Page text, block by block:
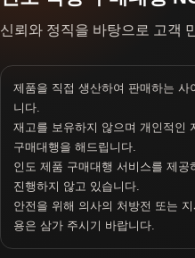
신뢰와 정직을 바탕으로 고객
제품을 직접 생산하여 판매하는 사
니다.
재고를 보유하지 않으며 개인적인
구매대행을 해드립니다.
인도 제품 구매대행 서비스를 제
진행하지 않고 있습니다.
안전을 위해 의사의 처방전 또는
용은 삼가 주시기 바랍니다.